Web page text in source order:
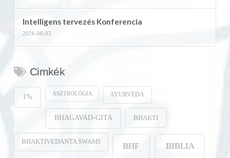
Intelligens tervezés Konferencia
2026-08-05
Cimkék
1% ASZTROLÓGIA AYURVEDA
BHAGAVAD-GITA BHAKTI
BHAKTIVEDANTA SWAMI BHF BIBLIA